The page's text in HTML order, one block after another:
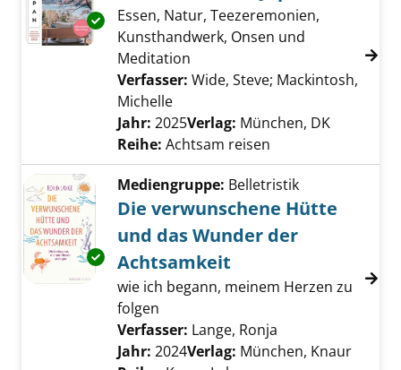
Exemplar-Details von Achtsam reisen Japan
Essen, Natur, Teezeremonien,
Kunsthandwerk, Onsen und
Meditation
Verfasser: Wide, Steve; Mackintosh,
Michelle
Jahr: 2025Verlag: München, DK
Reihe: Achtsam reisen
Exemplar-Details von Die verwunschene
Mediengruppe: Belletristik
Die verwunschene Hütte
und das Wunder der
Achtsamkeit
wie ich begann, meinem Herzen zu
folgen
Verfasser: Lange, Ronja
Jahr: 2024Verlag: München, Knaur